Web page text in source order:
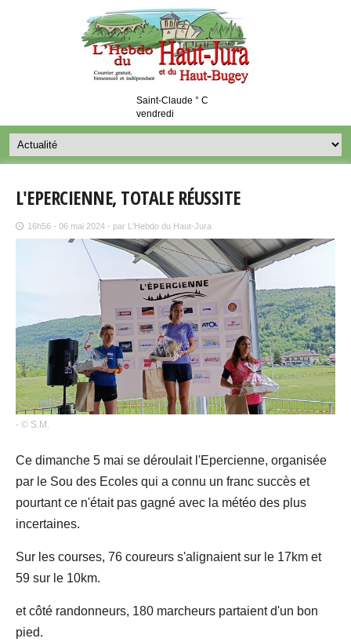
Saint-Claude ° C
vendredi
L'EPERCIENNE, TOTALE RÉUSSITE
16h56 - 06 mai 2024 - par L'Hebdo du Haut-Jura
- © S.M.
Ce dimanche 5 mai se déroulait l'Epercienne, organisée
par le Sou des Ecoles qui a connu un franc succès et
pourtant ce n'était pas gagné avec la météo des plus
incertaines.
Sur les courses, 76 coureurs s'alignaient sur le 17km et
59 sur le 10km.
et côté randonneurs, 180 marcheurs partaient d'un bon
pied.